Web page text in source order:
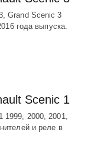
Grand Scenic 3
года выпуска.
Scenic 1
1999, 2000, 2001,
и реле в